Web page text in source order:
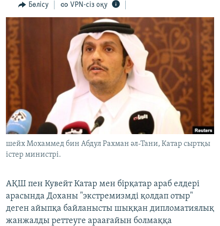
to
Search
ӘЛЕУМЕТ
ӘЛЕМ
АРНАЙЫ ЖОБАЛАР
Русский
ЖАЗЫЛЫҢЫЗ
Басқа тілдерде
Бөлісу VPN-сіз оқу
шейх Мохаммед бин Абдул Рахман әл-Тани, Катар сыртқы
істер министрі.
АҚШ пен Кувейт Катар мен бірқатар араб елдері
арасында Доханы "экстремизмді қолдап отыр"
деген айыпқа байланысты шыққан дипломатиялық
жанжалды реттеуге араағайын болмаққа